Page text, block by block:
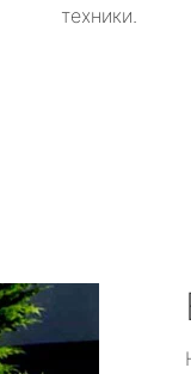
техники.